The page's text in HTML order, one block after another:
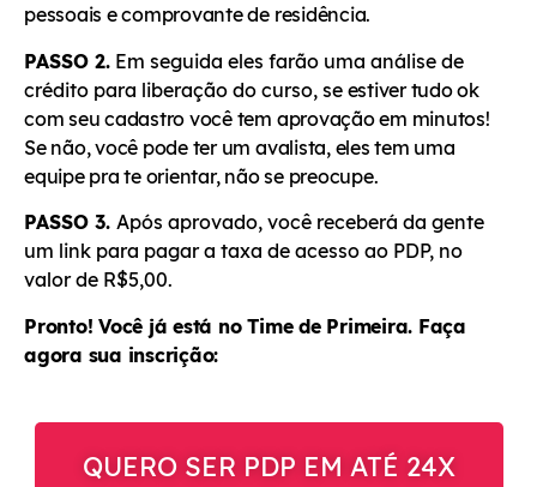
pessoais e comprovante de residência.
PASSO 2. Em seguida eles farão uma análise de
crédito para liberação do curso, se estiver tudo ok
com seu cadastro você tem aprovação em minutos!
Se não, você pode ter um avalista, eles tem uma
equipe pra te orientar, não se preocupe.
PASSO 3. Após aprovado, você receberá da gente
um link para pagar a taxa de acesso ao PDP, no
valor de R$5,00.
Pronto! Você já está no Time de Primeira. Faça
agora sua inscrição:
QUERO SER PDP EM ATÉ 24X